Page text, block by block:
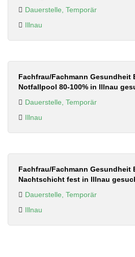
Dauerstelle, Temporär
Illnau
Fachfrau/Fachmann Gesundheit
Notfallpool 80-100% in Illnau
Dauerstelle, Temporär
Illnau
Fachfrau/Fachmann Gesundheit
Nachtschicht fest in Illnau
Dauerstelle, Temporär
Illnau